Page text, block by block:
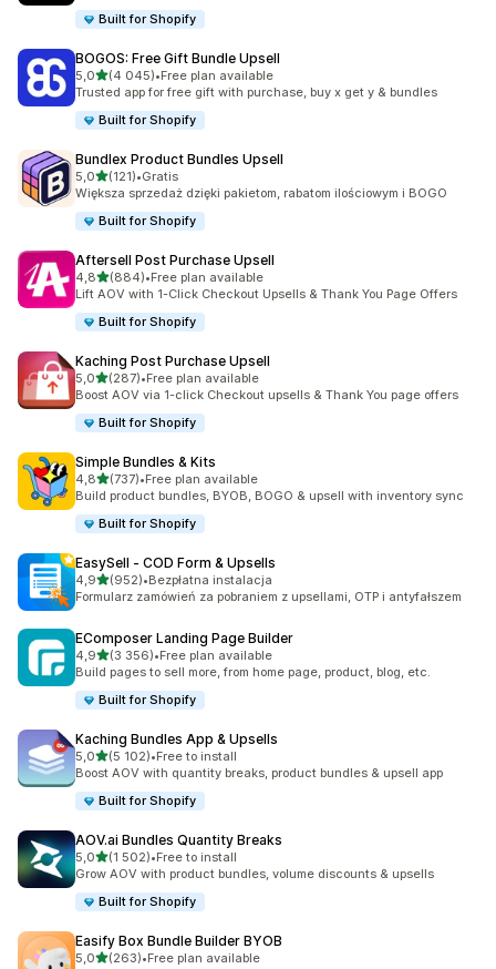
Built for Shopify
BOGOS: Free Gift Bundle Upsell
5,0na 5 gwiazdek
(4 045)
Łączna liczba recenzji: 4045
•Free plan available
Trusted app for free gift with purchase, buy x get y & bundles
Built for Shopify
Bundlex Product Bundles Upsell
5,0na 5 gwiazdek
(121)
Łączna liczba recenzji: 121
•Gratis
Większa sprzedaż dzięki pakietom, rabatom ilościowym i BOGO
Built for Shopify
Aftersell Post Purchase Upsell
4,8na 5 gwiazdek
(884)
Łączna liczba recenzji: 884
•Free plan available
Lift AOV with 1-Click Checkout Upsells & Thank You Page Offers
Built for Shopify
Kaching Post Purchase Upsell
5,0na 5 gwiazdek
(287)
Łączna liczba recenzji: 287
•Free plan available
Boost AOV via 1-click Checkout upsells & Thank You page offers
Built for Shopify
Simple Bundles & Kits
4,8na 5 gwiazdek
(737)
Łączna liczba recenzji: 737
•Free plan available
Build product bundles, BYOB, BOGO & upsell with inventory sync
Built for Shopify
EasySell ‑ COD Form & Upsells
4,9na 5 gwiazdek
(952)
Łączna liczba recenzji: 952
•Bezpłatna instalacja
Formularz zamówień za pobraniem z upsellami, OTP i antyfałszem
EComposer Landing Page Builder
4,9na 5 gwiazdek
(3 356)
Łączna liczba recenzji: 3356
•Free plan available
Build pages to sell more, from home page, product, blog, etc.
Built for Shopify
Kaching Bundles App & Upsells
5,0na 5 gwiazdek
(5 102)
Łączna liczba recenzji: 5102
•Free to install
Boost AOV with quantity breaks, product bundles & upsell app
Built for Shopify
AOV.ai Bundles Quantity Breaks
5,0na 5 gwiazdek
(1 502)
Łączna liczba recenzji: 1502
•Free to install
Grow AOV with product bundles, volume discounts & upsells
Built for Shopify
Easify Box Bundle Builder BYOB
5,0na 5 gwiazdek
(263)
Łączna liczba recenzji: 263
•Free plan available